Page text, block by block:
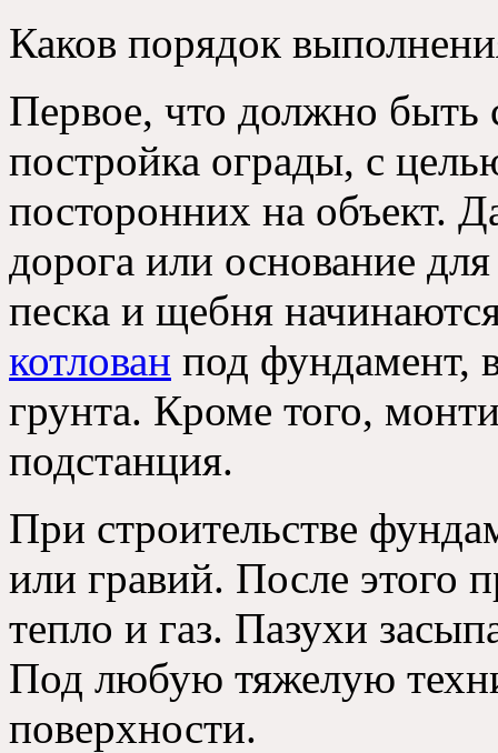
Каков порядок
Первое, что должно быть
постройка ограды, с
посторонних на объект.
дорога или основание
песка и щебня
котлован под фундамент,
грунта. Кроме того,
подстанция.
При строительстве
или гравий. После этого
тепло и газ. Пазухи
Под любую тяжелую
поверхности.